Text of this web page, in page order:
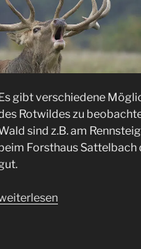
Es gibt verschiedene
Rotwildes zu
sind z.B. am
Forsthaus Sattelbach